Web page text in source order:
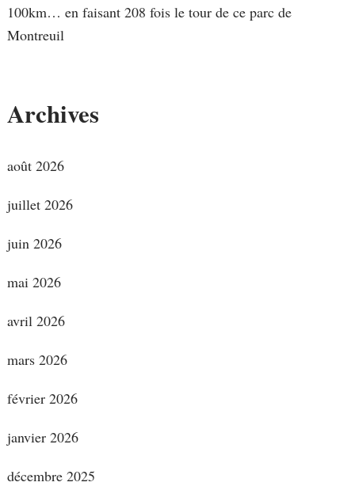
100km… en faisant 208 fois le tour de ce parc de
Montreuil
Archives
août 2026
juillet 2026
juin 2026
mai 2026
avril 2026
mars 2026
février 2026
janvier 2026
décembre 2025